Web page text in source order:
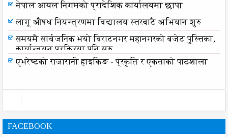
नेपाल आयल निगमको प्रादेशिक कार्यालयमा छापा
लागू औषध नियन्त्रणमा विद्यालय स्तरबाटै अभियान शुरु
समयमै सार्वजनिक भयो विराटनगर महानगरको बजेट पुस्तिका,
कार्यान्वयन प्रक्रिया पनि सुरु
एभरेष्टको राजारानी हाइकिङ - प्रकृति र एकताको पाठशाला
FACEBOOK